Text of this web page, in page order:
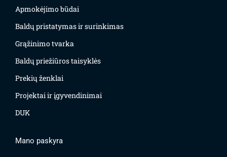
Apmokėjimo būdai
Baldų pristatymas ir surinkimas
Grąžinimo tvarka
Baldų priežiūros taisyklės
Prekių ženklai
Projektai ir įgyvendinimai
DUK
Mano paskyra